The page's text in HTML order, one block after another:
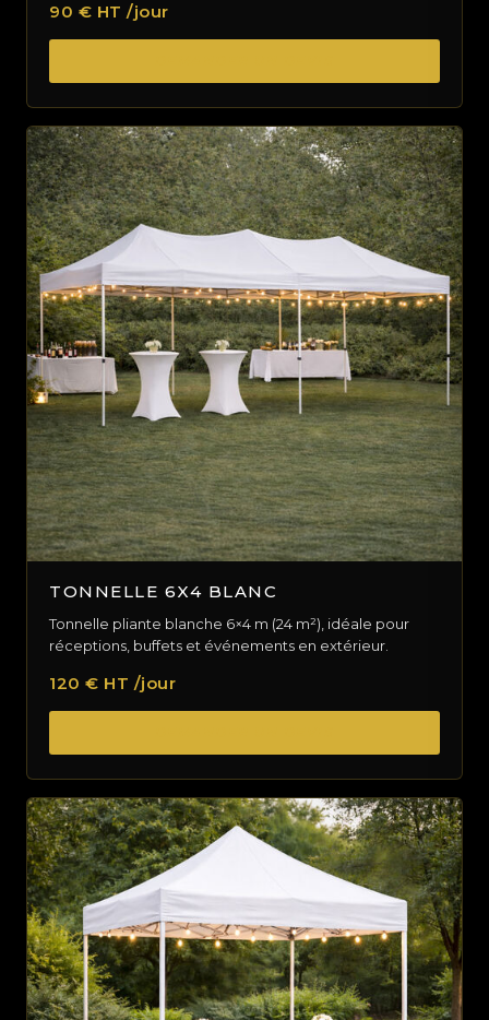
90 € HT /jour
TONNELLE 6X4 BLANC
Tonnelle pliante blanche 6×4 m (24 m²), idéale pour
réceptions, buffets et événements en extérieur.
120 € HT /jour